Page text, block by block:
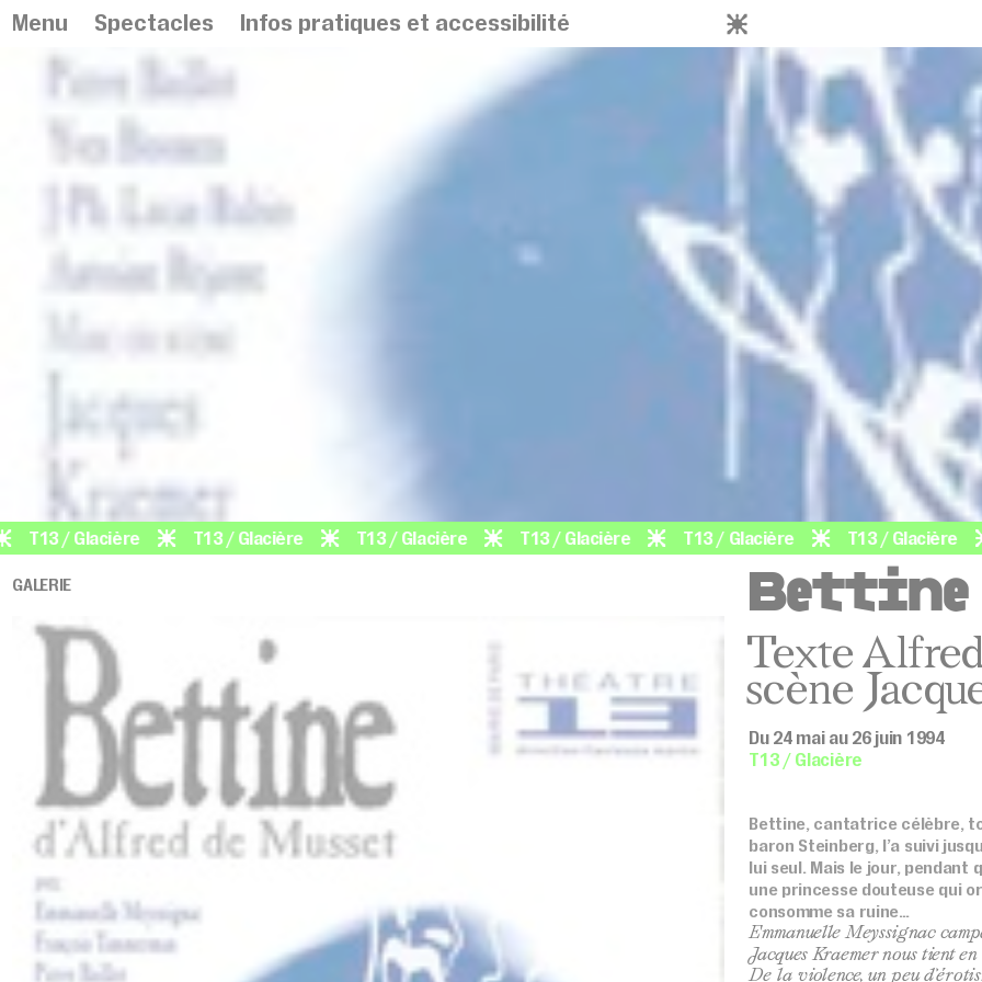
Menu Spectacles Infos pratiques et accessibilité
/ Glacière T13 / Glacière T13 / Glacière T13 / Glacière T13 / Glacière T13 / Glacière
Bettine
Texte
scène
Du 24 mai au 26 juin 1994
T13 / Glacière
Bettine, cantatrice célèbre,
baron Steinberg, l’a suivi
lui seul. Mais le jour, pendant
une princesse douteuse qui
consomme sa ruine…
Emmanuelle Meyssignac
Jacques Kraemer nous tient
De la violence, un peu
GALERIE
Panneau de gestion des cookies